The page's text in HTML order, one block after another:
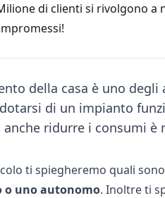
di clienti si rivolgono a
della casa è uno
di un impianto
anche ridurre i consumi
ti spiegheremo quali
o uno autonomo. Inoltre ti